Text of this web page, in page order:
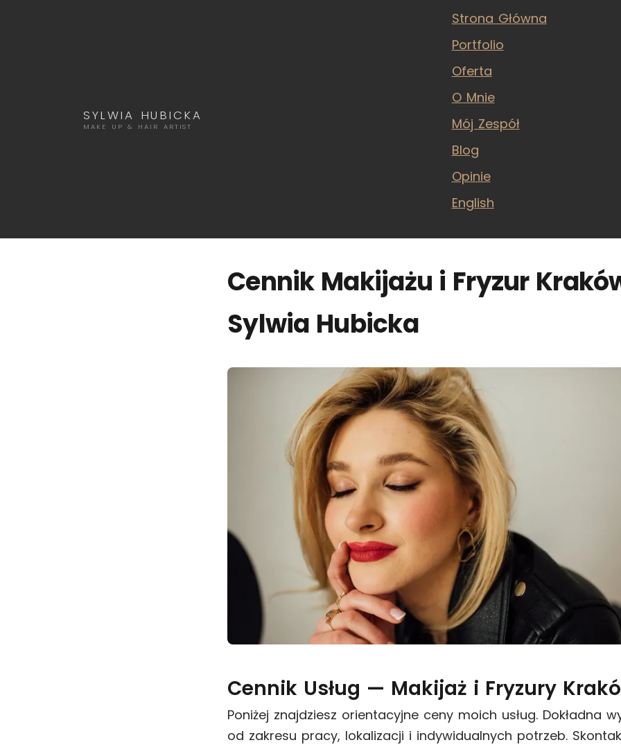
SYLWIA HUBICKA
MAKE UP & HAIR ARTIST
Strona Główna
Portfolio
Oferta
O Mnie
Mój Zespół
Blog
Opinie
English
Cennik Makijażu i Fryzur
Sylwia Hubicka
Cennik Usług — Makijaż i Fryzury
Poniżej znajdziesz orientacyjne ceny moich usług. Dokładna
od zakresu pracy, lokalizacji i indywidualnych potrzeb.